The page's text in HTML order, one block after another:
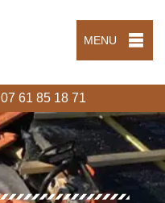
MENU
07 61 85 18 71